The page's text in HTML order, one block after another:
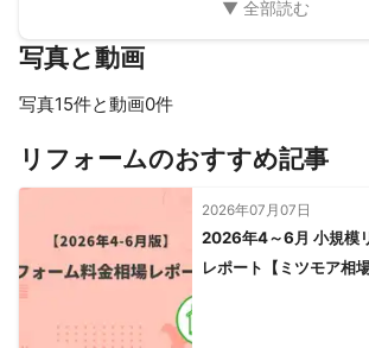
写真と動画
写真15件と動画0件
リフォームのおすすめ記事
2026年07月07日
2026年4～6月 小規模
レポート【ミツモア相場